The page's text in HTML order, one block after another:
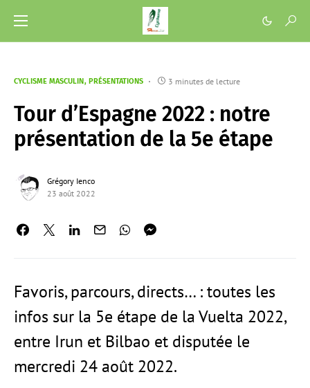
CYCLISME MASCULIN PRÉSENTATIONS 3 minutes de lecture
Tour d’Espagne 2022 : notre
présentation de la 5e étape
Grégory Ienco
23 août 2022
Favoris, parcours, directs… : toutes les
infos sur la 5e étape de la Vuelta 2022,
entre Irun et Bilbao et disputée le
mercredi 24 août 2022.